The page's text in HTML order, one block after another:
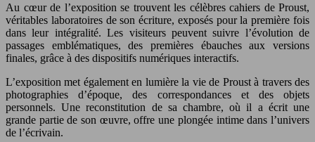
Au cœur de l’exposition se trouvent les célèbres cahiers de Proust,
véritables laboratoires de son écriture, exposés pour la première fois
dans leur intégralité. Les visiteurs peuvent suivre l’évolution de
passages emblématiques, des premières ébauches aux versions
finales, grâce à des dispositifs numériques interactifs.
L’exposition met également en lumière la vie de Proust à travers des
photographies d’époque, des correspondances et des objets
personnels. Une reconstitution de sa chambre, où il a écrit une
grande partie de son œuvre, offre une plongée intime dans l’univers
de l’écrivain.